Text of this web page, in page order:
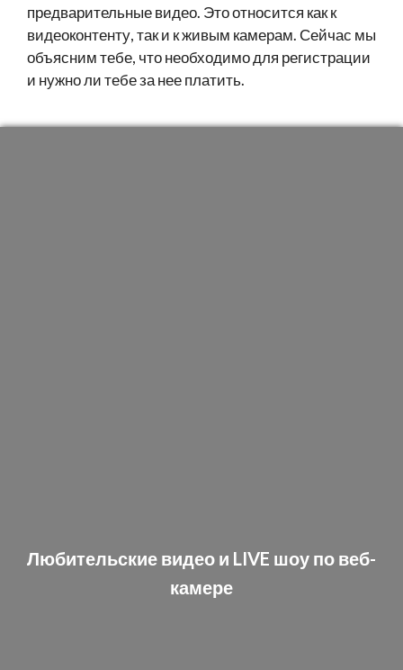
предварительные видео. Это относится как к
видеоконтенту, так и к живым камерам. Сейчас мы
объясним тебе, что необходимо для регистрации
и нужно ли тебе за нее платить.
Любительские видео и LIVE шоу по веб-
камере